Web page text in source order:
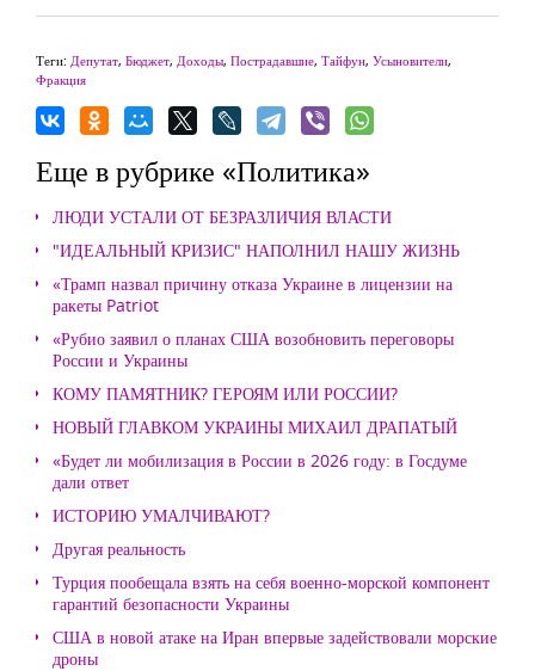
Теги: Депутат, Бюджет, Доходы, Пострадавшие, Тайфун, Усыновители,
Фракция
Еще в рубрике «Политика»
ЛЮДИ УСТАЛИ ОТ БЕЗРАЗЛИЧИЯ ВЛАСТИ
"ИДЕАЛЬНЫЙ КРИЗИС" НАПОЛНИЛ НАШУ ЖИЗНЬ
«Трамп назвал причину отказа Украине в лицензии на
ракеты Patriot
«Рубио заявил о планах США возобновить переговоры
России и Украины
КОМУ ПАМЯТНИК? ГЕРОЯМ ИЛИ РОССИИ?
НОВЫЙ ГЛАВКОМ УКРАИНЫ МИХАИЛ ДРАПАТЫЙ
«Будет ли мобилизация в России в 2026 году: в Госдуме
дали ответ
ИСТОРИЮ УМАЛЧИВАЮТ?
Другая реальность
Турция пообещала взять на себя военно-морской компонент
гарантий безопасности Украины
США в новой атаке на Иран впервые задействовали морские
дроны